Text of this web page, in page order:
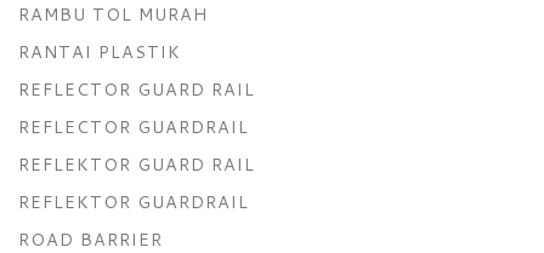
RAMBU TOL MURAH
RANTAI PLASTIK
REFLECTOR GUARD RAIL
REFLECTOR GUARDRAIL
REFLEKTOR GUARD RAIL
REFLEKTOR GUARDRAIL
ROAD BARRIER